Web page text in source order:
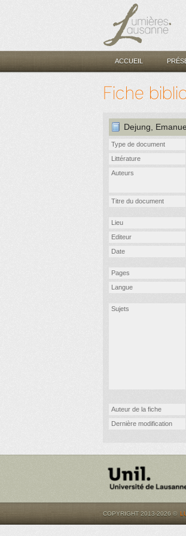
ACCUEIL
Fiche
Dejung,
Type de document
Littérature
Auteurs
Titre du document
Lieu
Editeur
Date
Pages
Langue
Sujets
Auteur de la fiche
Dernière modification
COPYRIGHT 2013-2026 ©